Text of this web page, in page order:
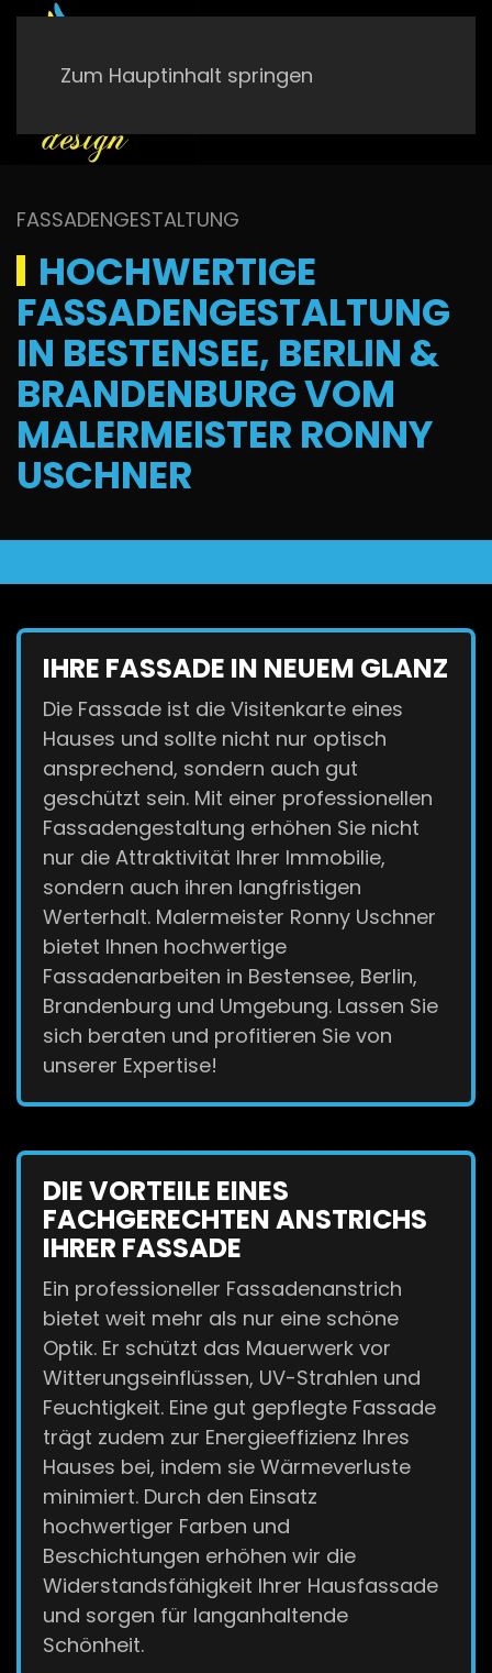
Zum Hauptinhalt springen
FASSADENGESTALTUNG
HOCHWERTIGE
FASSADENGESTALTUNG
IN BESTENSEE, BERLIN &
BRANDENBURG VOM
MALERMEISTER RONNY
USCHNER
IHRE FASSADE IN NEUEM GLANZ
Die Fassade ist die Visitenkarte eines
Hauses und sollte nicht nur optisch
ansprechend, sondern auch gut
geschützt sein. Mit einer professionellen
Fassadengestaltung erhöhen Sie nicht
nur die Attraktivität Ihrer Immobilie,
sondern auch ihren langfristigen
Werterhalt. Malermeister Ronny Uschner
bietet Ihnen hochwertige
Fassadenarbeiten in Bestensee, Berlin,
Brandenburg und Umgebung. Lassen Sie
sich beraten und profitieren Sie von
unserer Expertise!
DIE VORTEILE EINES
FACHGERECHTEN ANSTRICHS
IHRER FASSADE
Ein professioneller Fassadenanstrich
bietet weit mehr als nur eine schöne
Optik. Er schützt das Mauerwerk vor
Witterungseinflüssen, UV-Strahlen und
Feuchtigkeit. Eine gut gepflegte Fassade
trägt zudem zur Energieeffizienz Ihres
Hauses bei, indem sie Wärmeverluste
minimiert. Durch den Einsatz
hochwertiger Farben und
Beschichtungen erhöhen wir die
Widerstandsfähigkeit Ihrer Hausfassade
und sorgen für langanhaltende
Schönheit.